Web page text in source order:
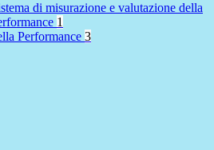
di misurazione e valutazione della
1
Performance 3